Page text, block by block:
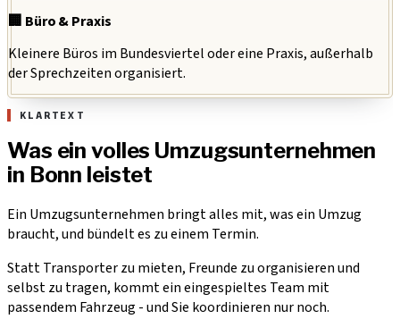
🏢 Büro & Praxis
Kleinere Büros im Bundesviertel oder eine Praxis, außerhalb
der Sprechzeiten organisiert.
KLARTEXT
Was ein volles Umzugsunternehmen
in Bonn leistet
Ein Umzugsunternehmen bringt alles mit, was ein Umzug
braucht, und bündelt es zu einem Termin.
Statt Transporter zu mieten, Freunde zu organisieren und
selbst zu tragen, kommt ein eingespieltes Team mit
passendem Fahrzeug - und Sie koordinieren nur noch.